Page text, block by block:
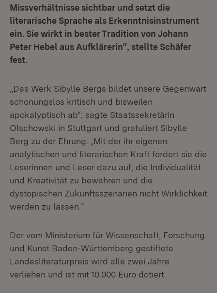
Missverhältnisse sichtbar und setzt die
literarische Sprache als Erkenntnisinstrument
ein. Sie wirkt in bester Tradition von Johann
Peter Hebel aus Aufklärerin“, stellte Schäfer
fest.
„Das Werk Sibylle Bergs bildet unsere Gegenwart
schonungslos kritisch und bisweilen
apokalyptisch ab“, sagte Staatssekretärin
Olschowski in Stuttgart und gratuliert Sibylle
Berg zu der Ehrung. „Mit der ihr eigenen
analytischen und literarischen Kraft fordert sie die
Leserinnen und Leser dazu auf, die Individualität
und Kreativität zu bewahren und die
dystopischen Zukunftsszenarien nicht Wirklichkeit
werden zu lassen.“
Der vom Ministerium für Wissenschaft, Forschung
und Kunst Baden-Württemberg gestiftete
Landesliteraturpreis wird alle zwei Jahre
verliehen und ist mit 10.000 Euro dotiert.